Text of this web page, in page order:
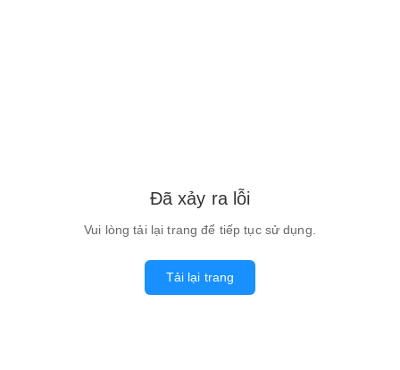
Đã xảy ra lỗi
Vui lòng tải lại trang để tiếp tục sử dụng.
Tải lại trang